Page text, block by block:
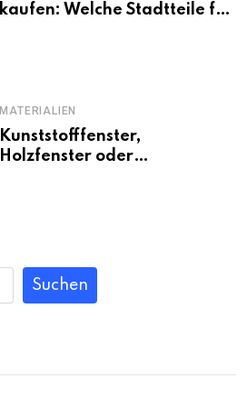
kaufen: Welche Stadtteile für
MATERIALIEN
Kunststofffenster,
Holzfenster oder
Suchen